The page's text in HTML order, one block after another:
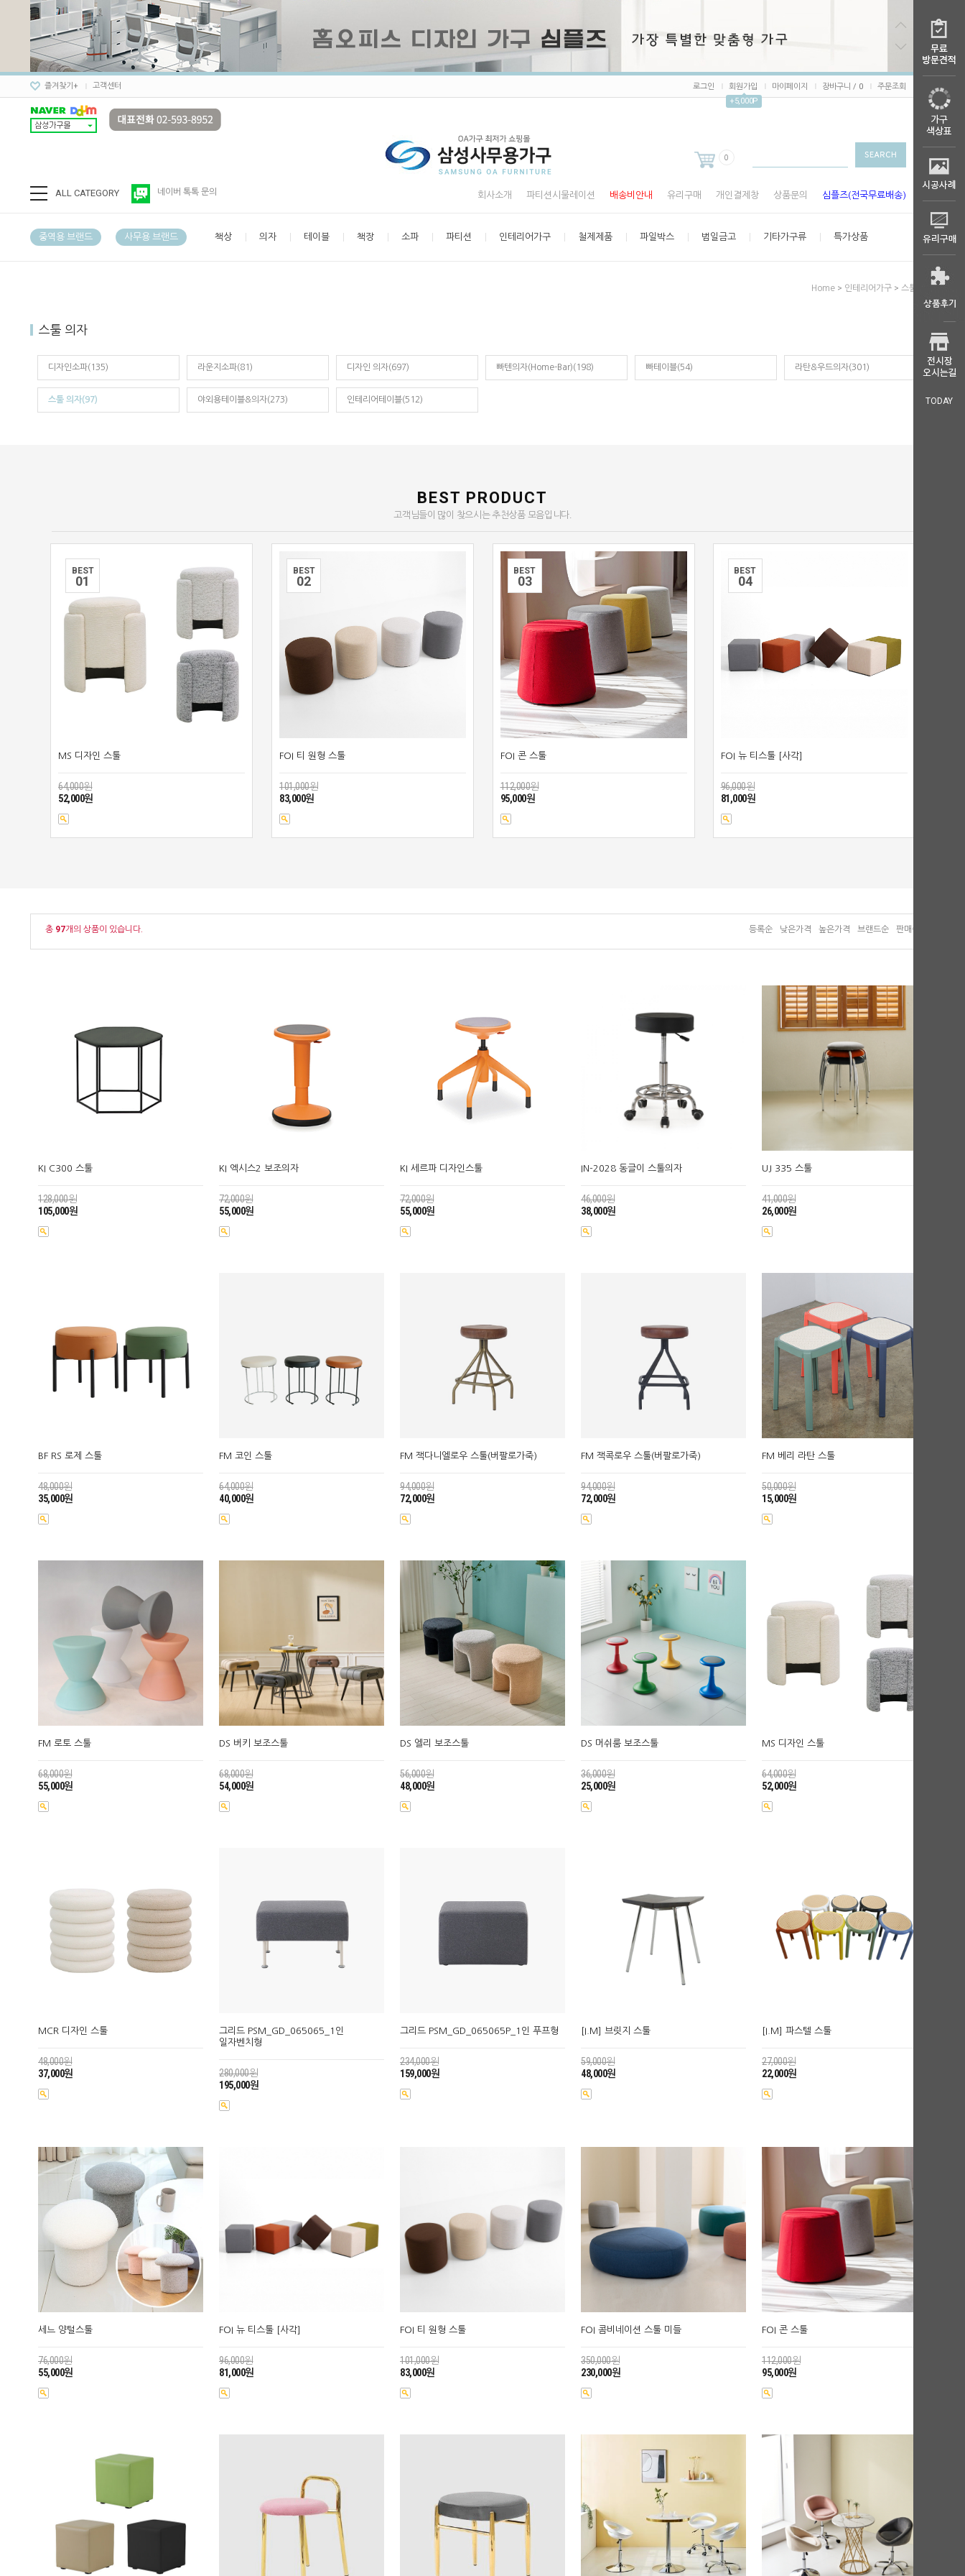
TODAY
즐겨찾기+ 고객센터 로그인
회원가입
+5,000P
마이페이지 장바구니 / 0 주문조회
ALL CATEGORY 네이버 톡톡 문의 회사소개 파티션시물레이션 배송비안내 유리구매 개인결제창 상품문의 심플즈(전국무료배송)
0
중역용 브랜드 사무용 브랜드 책상 의자 테이블 책장 소파 파티션 인테리어가구 철제제품 파일박스 범일금고 기타가구류 특가상품
Home > 인테리어가구 > 스툴 의자
스툴 의자
디자인소파(135) 라운지소파(81) 디자인 의자(697) 빠텐의자(Home-Bar)(198) 빠테이블(54) 라탄&우드의자(301)
스툴 의자(97) 야외용테이블&의자(273) 인테리어테이블(512)
BEST PRODUCT
고객님들이 많이 찾으시는 추천상품 모음입니다.
BEST
01
MS 디자인 스툴
64,000원
52,000원
BEST
02
FOI 티 원형 스툴
101,000원
83,000원
BEST
03
FOI 콘 스툴
112,000원
95,000원
BEST
04
FOI 뉴 티스툴 [사각]
96,000원
81,000원
총 97개의 상품이 있습니다. 등록순 낮은가격 높은가격 브랜드순 판매순
KI C300 스툴
128,000원
105,000원
KI 엑시스2 보조의자
72,000원
55,000원
KI 세르파 디자인스툴
72,000원
55,000원
IN-2028 동글이 스툴의자
46,000원
38,000원
UJ 335 스툴
41,000원
26,000원
BF RS 로제 스툴
48,000원
35,000원
FM 코인 스툴
64,000원
40,000원
FM 잭다니엘로우 스툴(버팔로가죽)
94,000원
72,000원
FM 잭콕로우 스툴(버팔로가죽)
94,000원
72,000원
FM 베리 라탄 스툴
50,000원
15,000원
FM 로토 스툴
68,000원
55,000원
DS 버키 보조스툴
68,000원
54,000원
DS 엘리 보조스툴
56,000원
48,000원
DS 머쉬룸 보조스툴
36,000원
25,000원
MS 디자인 스툴
64,000원
52,000원
MCR 디자인 스툴
48,000원
37,000원
그리드 PSM_GD_065065_1인
일자벤치형
280,000원
195,000원
그리드 PSM_GD_065065P_1인 푸프형
234,000원
159,000원
[I.M] 브릿지 스툴
59,000원
48,000원
[I.M] 파스텔 스툴
27,000원
22,000원
세느 양털스툴
76,000원
55,000원
FOI 뉴 티스툴 [사각]
96,000원
81,000원
FOI 티 원형 스툴
101,000원
83,000원
FOI 콤비네이션 스툴 미들
350,000원
230,000원
FOI 콘 스툴
112,000원
95,000원